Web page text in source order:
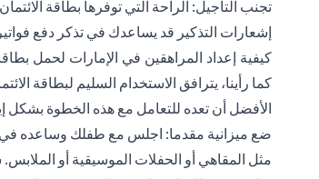
تجنب التأجيل: الراحة التي توفرها بطاقة
إشعارات التذكير قد يساعدك في تذكر دفع
كيفية إعداد المراهقين في الإمارات لحمل
كما رأينا، يترافق الاستخدام السليم لبطاقة
الأفضل أن تعده للتعامل مع هذه الخطوة بشكل
ضع ميزانية مقدما: اجلس مع طفلك وساعده في
مثل المقاهي أو الحفلات الموسيقية أو